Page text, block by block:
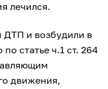
лечился.
и возбудили в
статье ч.1 ст. 264
движения,